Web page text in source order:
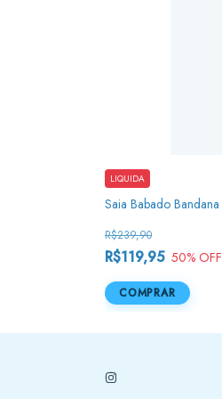
Saia Babado Bandana
R$119,95
R$239,90
50% OFF
LIQUIDA
COMPRAR